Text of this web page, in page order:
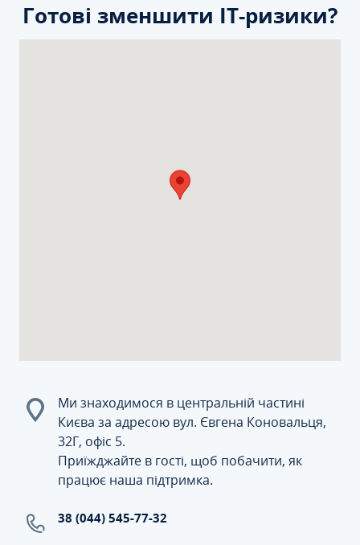
Готові зменшити ІТ-ризики?
Ми знаходимося в центральній частині
Києва за адресою вул. Євгена Коновальця,
32Г, офіс 5.
Приїжджайте в гості, щоб побачити, як
працює наша підтримка.
38 (044) 545-77-32